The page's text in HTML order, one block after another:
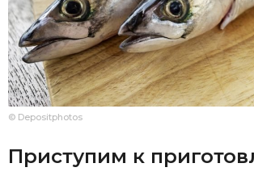
© Depositphotos
Приступим к